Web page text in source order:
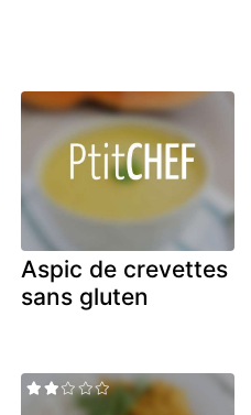
Aspic de crevettes
sans gluten